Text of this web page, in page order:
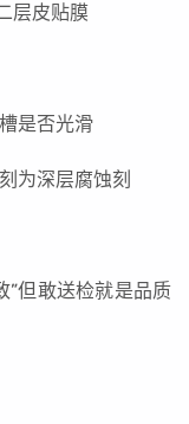
层皮贴膜
是否光滑
为深层腐蚀刻
”但敢送检就是品质